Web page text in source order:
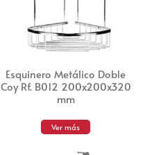
Esquinero Metálico Doble
Coy Rf. B012 200x200x320
mm
Ver más